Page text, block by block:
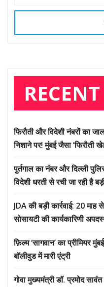
फिरौती और विदेशी नंबरों का
निशाने पर! मुंबई जैसा ‘फिरौती
पुर्तगाल का नंबर और दिल्ली
विदेशी धरती से रची जा रही है
JDA की बड़ी कार्रवाई: 20
सोसायटी की कार्यकारिणी
फ़िल्म ‘सागवान’ का प्रीमियर
बॉलीवुड में मारी एंट्री
गोवा मुख्यमंत्री डॉ. प्रमोद